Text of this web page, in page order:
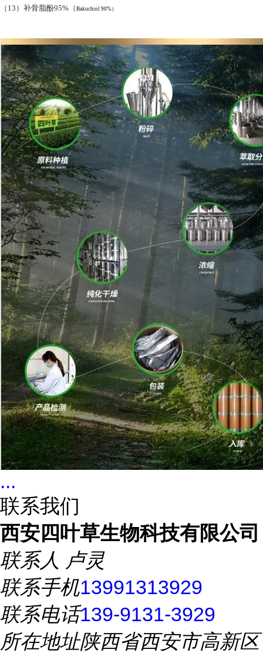
（ 13 ）补骨脂酚95% （ Bakuchiol 90%）
...
联系我们
西安四叶草生物科技有限公司
联系人 卢灵
联系手机13991313929
联系电话139-9131-3929
所在地址陕西省西安市高新区